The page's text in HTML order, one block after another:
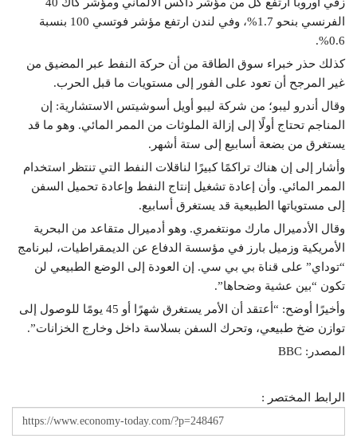
زفي أوروبا ارتفع كل من مؤشر داكس الألماني ومؤشر كاك 40
الفرنسي بنحو 1.7%، وفي لندن ارتفع مؤشر فوتسي 100 بنسبة
0.6%.
كذلك حذر خبراء سوق الطاقة من أن حركة النفط عبر المضيق من
غير المرجح أن تعود على الفور إلى مستويات ما قبل الحرب.
وقال أندرو ليبو؛ من شركة ليبو أويل أسوشيتس الاستشارية: إن
المناجم تحتاج أولًا إلى إزالة الملوثات من الممر المائي. وهو ما قد
يستغرق من بضعة أسابيع إلى ستة أشهر.
وأشار إلى إن هناك تراكمًا كبيرًا لناقلات النفط التي تنتظر استخدام
الممر المائي. وأن إعادة تشغيل إنتاج النفط وإعادة تحميل السفن
إلى مستوياتها الطبيعية قد يستغرق أسابيع.
وقال الأدميرال مارك مونتغمري. وهو أدميرال متقاعد من البحرية
الأمريكية وزميل بارز في مؤسسة الدفاع عن الديمقراطيات، لبرنامج
“توداي” على قناة بي بي سي. إن العودة إلى الوضع الطبيعي لن
تكون “بين عشية وضحاها”.
وأخيرًا أوضح: “أعتقد أن الأمر يستغرق شهرًا أو 45 يومًا للوصول إلى
توازن ضخ طبيعي، وتحرك السفن بسلاسة داخل وخارج الخزانات”.
المصدر: BBC
الرابط المختصر :